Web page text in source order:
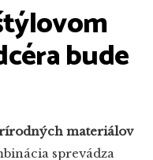
bude
materiálov
sprevádza